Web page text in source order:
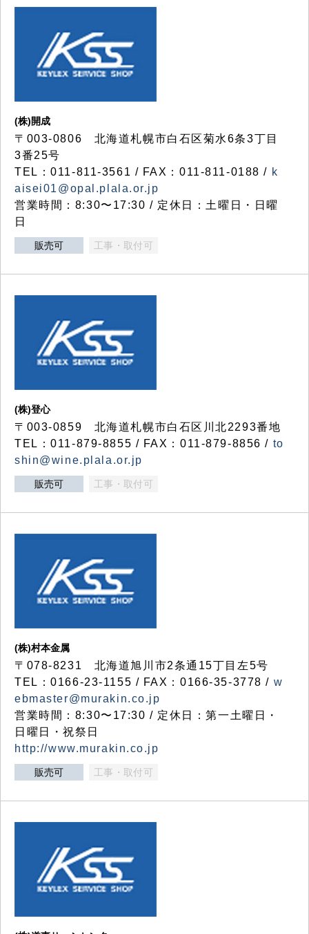
(株)開成
〒003-0806 北海道札幌市白石区菊水6条3丁目
3番25号
TEL：011-811-3561 / FAX：011-811-0188 / k
aisei01@opal.plala.or.jp
営業時間：8:30〜17:30 / 定休日：土曜日・日曜
日
販売可 工事・取付可
(株)登心
〒003-0859 北海道札幌市白石区川北2293番地
TEL：011-879-8855 / FAX：011-879-8856 / to
shin@wine.plala.or.jp
販売可 工事・取付可
(株)村本金属
〒078-8231 北海道旭川市2条通15丁目左5号
TEL：0166-23-1155 / FAX：0166-35-3778 / w
ebmaster@murakin.co.jp
営業時間：8:30〜17:30 / 定休日：第一土曜日・
日曜日・祝祭日
http://www.murakin.co.jp
販売可 工事・取付可